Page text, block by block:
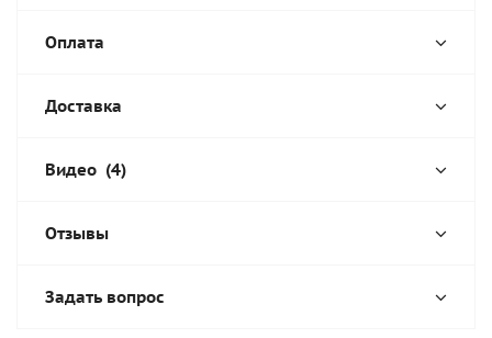
Оплата
Доставка
Видео (4)
Отзывы
Задать вопрос